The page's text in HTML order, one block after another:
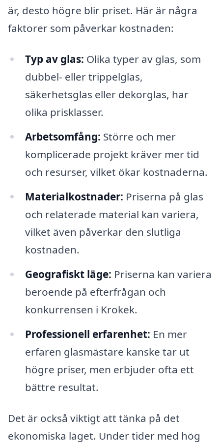
är, desto högre blir priset. Här är några
faktorer som påverkar kostnaden:
Typ av glas: Olika typer av glas, som
dubbel- eller trippelglas,
säkerhetsglas eller dekorglas, har
olika prisklasser.
Arbetsomfång: Större och mer
komplicerade projekt kräver mer tid
och resurser, vilket ökar kostnaderna.
Materialkostnader: Priserna på glas
och relaterade material kan variera,
vilket även påverkar den slutliga
kostnaden.
Geografiskt läge: Priserna kan variera
beroende på efterfrågan och
konkurrensen i Krokek.
Professionell erfarenhet: En mer
erfaren glasmästare kanske tar ut
högre priser, men erbjuder ofta ett
bättre resultat.
Det är också viktigt att tänka på det
ekonomiska läget. Under tider med hög